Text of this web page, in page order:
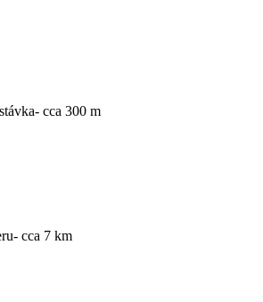
cca 300 m
cca 7 km